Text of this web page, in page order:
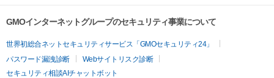
GMOインターネットグループのセキュリティ事業について
世界初総合ネットセキュリティサービス「GMOセキュリティ24」
パスワード漏洩診断
Webサイトリスク診断
セキュリティ相談AIチャットボット